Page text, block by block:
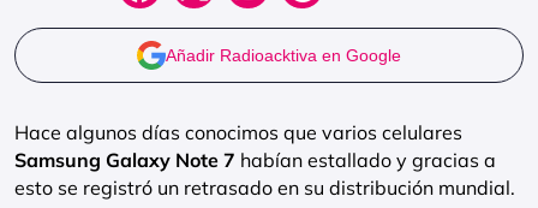
Añadir Radioacktiva en Google
Hace algunos días conocimos que varios celulares
Samsung Galaxy Note 7 habían estallado y gracias a
esto se registró un retrasado en su distribución mundial.